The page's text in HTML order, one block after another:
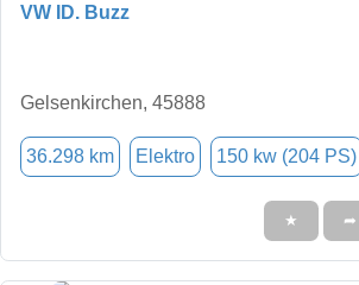
VW ID. Buzz
Gelsenkirchen, 45888
36.298 km Elektro 150 kw (204 PS)
★ ➦